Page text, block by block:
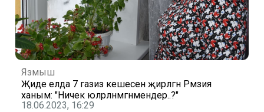
Язмыш
Җиде елда 7 газиз кешесен җирләгән Рәмзия
ханым: "Ничек юләрләнмәгәнмендер..?"
18.06.2023, 16:29